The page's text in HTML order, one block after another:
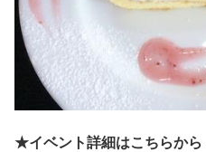
★イベント詳細はこちらか